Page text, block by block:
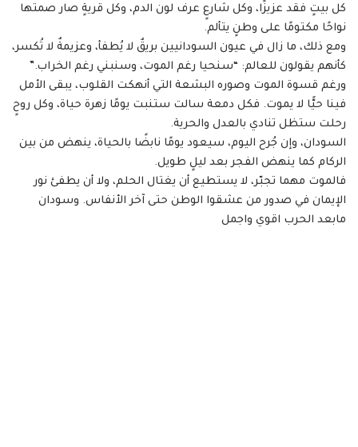
كل بيتٍ فقد عزيزًا، وكل شارعٍ عرف لون الدم، وكل قريةٍ صار صمتها
نواحًا مكتومًا على وطنٍ يتألم.
ومع ذلك، ما زال في عيون السودانيين بريقٌ لا يُطفأ، وعزيمةٌ لا تُكسر،
كأنهم يقولون للعالم: “سنحيا رغم الموت، وسنبني رغم الخراب.”
ورغم قسوة الموت وصوره البشعة التي أنهكت القلوب، يبقى الأمل
فينا حيًّا لا يموت. فكل دمعة سالت ستنبت يومًا زهرة حياة، وكل روحٍ
رحلت ستظل تنادي بالعدل والحرية.
السودان، وإن جُرح اليوم، سيعود يومًا نابضًا بالحياة، ينهض من بين
الركام كما ينهض الفجر بعد ليلٍ طويل.
فالموت مهما تجبّر، لا يستطيع أن يغتال الحلم، ولا أن يطفئ نور
الإيمان في صدور من عشقوا الوطن حتى آخر الأنفاس. وسودان
مابعد الحرب اقوي واجمل